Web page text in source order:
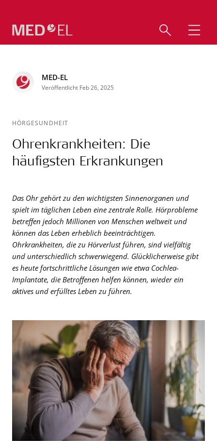
MED-EL
Veröffentlicht Feb 26, 2025
HÖRGESUNDHEIT
Ohrenkrankheiten: Die
häufigsten Erkrankungen
Das Ohr gehört zu den wichtigsten Sinnenorganen und
spielt im täglichen Leben eine zentrale Rolle. Hörprobleme
betreffen jedoch Millionen von Menschen weltweit und
können das Leben erheblich beeinträchtigen.
Ohrkrankheiten, die zu Hörverlust führen, sind vielfältig
und unterschiedlich schwerwiegend. Glücklicherweise gibt
es heute fortschrittliche Lösungen wie etwa Cochlea-
Implantate, die Betroffenen helfen können, wieder ein
aktives und erfülltes Leben zu führen.